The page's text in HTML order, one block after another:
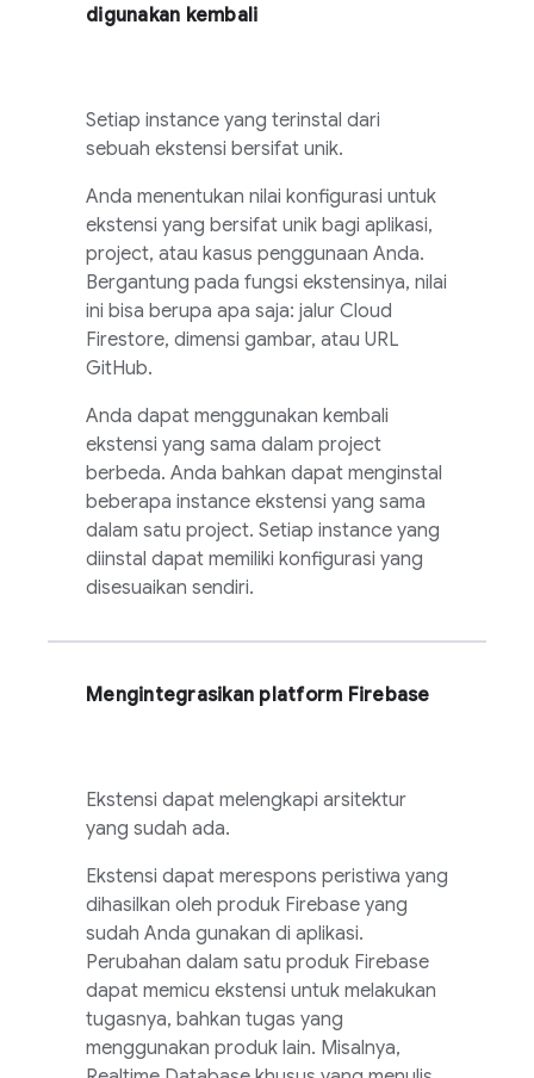
digunakan kembali
Setiap instance yang terinstal dari
sebuah ekstensi bersifat unik.
Anda menentukan nilai konfigurasi untuk
ekstensi yang bersifat unik bagi aplikasi,
project, atau kasus penggunaan Anda.
Bergantung pada fungsi ekstensinya, nilai
ini bisa berupa apa saja: jalur Cloud
Firestore, dimensi gambar, atau URL
GitHub.
Anda dapat menggunakan kembali
ekstensi yang sama dalam project
berbeda. Anda bahkan dapat menginstal
beberapa instance ekstensi yang sama
dalam satu project. Setiap instance yang
diinstal dapat memiliki konfigurasi yang
disesuaikan sendiri.
Mengintegrasikan platform Firebase
Ekstensi dapat melengkapi arsitektur
yang sudah ada.
Ekstensi dapat merespons peristiwa yang
dihasilkan oleh produk Firebase yang
sudah Anda gunakan di aplikasi.
Perubahan dalam satu produk Firebase
dapat memicu ekstensi untuk melakukan
tugasnya, bahkan tugas yang
menggunakan produk lain. Misalnya,